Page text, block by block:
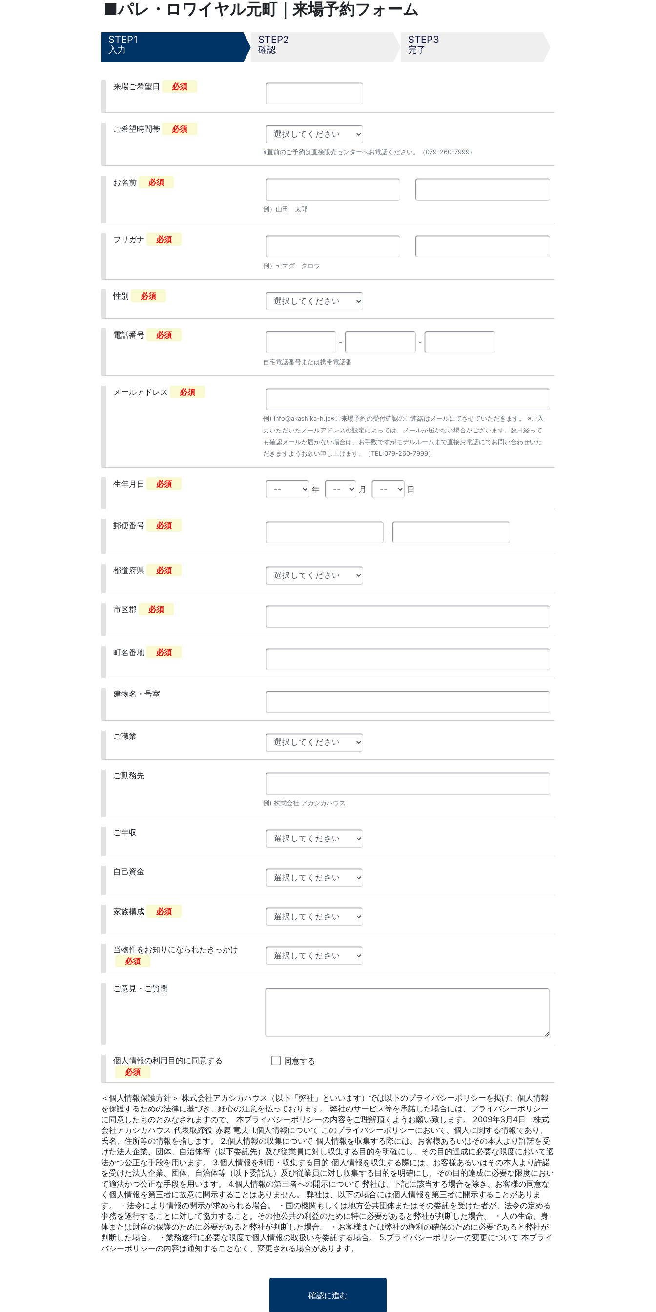
■パレ・ロワイヤル元町｜来場予約フォーム
1
入力
2
確認
3
完了
来場ご希望日 必須
ご希望時間帯 必須
※直前のご予約は直接販売センターへお電話ください。（079-260-7999）
お名前 必須
例）山田 太郎
フリガナ 必須
例）ヤマダ タロウ
性別 必須
電話番号 必須
- -
自宅電話番号または携帯電話番
メールアドレス 必須
例) info@akashika-h.jp※ご来場予約の受付確認のご連絡はメールにてさせていただきます。 ※ご入
力いただいたメールアドレスの設定によっては、メールが届かない場合がございます。数日経って
も確認メールが届かない場合は、お手数ですがモデルルームまで直接お電話にてお問い合わせいた
だきますようお願い申し上げます。（TEL:079-260-7999）
生年月日 必須
年 月 日
郵便番号 必須
-
都道府県 必須
市区郡 必須
町名番地 必須
建物名・号室
ご職業
ご勤務先
例) 株式会社 アカシカハウス
ご年収
自己資金
家族構成 必須
当物件をお知りになられたきっかけ
必須
ご意見・ご質問
個人情報の利用目的に同意する
必須
同意する
＜個人情報保護方針＞ 株式会社アカシカハウス（以下「弊社」といいます）では以下のプライバシーポリシーを掲げ、個人情報
を保護するための法律に基づき、細心の注意を払っております。 弊社のサービス等を承諾した場合には、プライバシーポリシー
に同意したものとみなされますので、 本プライバシーポリシーの内容をご理解頂くようお願い致します。 2009年3月4日 株式
会社アカシカハウス 代表取締役 赤鹿 竜夫 1.個人情報について このプライバシーポリシーにおいて、個人に関する情報であり、
氏名、住所等の情報を指します。 2.個人情報の収集について 個人情報を収集する際には、お客様あるいはその本人より許諾を受
けた法人企業、団体、自治体等（以下委託先）及び従業員に対し収集する目的を明確にし、その目的達成に必要な限度において適
法かつ公正な手段を用います。 3.個人情報を利用・収集する目的 個人情報を収集する際には、お客様あるいはその本人より許諾
を受けた法人企業、団体、自治体等（以下委託先）及び従業員に対し収集する目的を明確にし、その目的達成に必要な限度におい
て適法かつ公正な手段を用います。 4.個人情報の第三者への開示について 弊社は、下記に該当する場合を除き、お客様の同意な
く個人情報を第三者に故意に開示することはありません。 弊社は、以下の場合には個人情報を第三者に開示することがありま
す。 ・法令により情報の開示が求められる場合。 ・国の機関もしくは地方公共団体またはその委託を受けた者が、法令の定める
事務を遂行することに対して協力すること。その他公共の利益のために特に必要があると弊社が判断した場合。 ・人の生命、身
体または財産の保護のために必要があると弊社が判断した場合。 ・お客様または弊社の権利の確保のために必要であると弊社が
判断した場合。 ・業務遂行に必要な限度で個人情報の取扱いを委託する場合。 5.プライバシーポリシーの変更について 本プライ
バシーポリシーの内容は通知することなく、変更される場合があります。